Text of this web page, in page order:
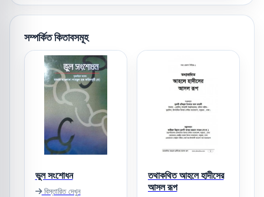
সম্পর্কিত কিতাবসমূহ
ভুল সংশোধন
বিস্তারিত দেখুন
তথাকথিত আহলে হাদীসের
আসল রূপ